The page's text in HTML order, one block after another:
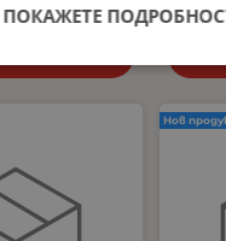
Нов
ПОКАЖЕТЕ